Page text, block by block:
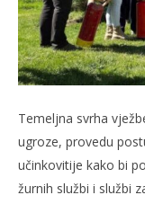
Temeljna svrha
ugroze, provedu
učinkovitije kako bi
žurnih službi i službi